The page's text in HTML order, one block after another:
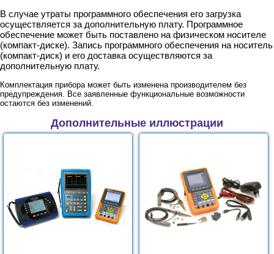
В случае утраты программного обеспечения его загрузка
осуществляется за дополнительную плату. Программное
обеспечение может быть поставлено на физическом носителе
(компакт-диске). Запись программного обеспечения на носитель
(компакт-диск) и его доставка осуществляются за
дополнительную плату.
Комплектация прибора может быть изменена производителем без
предупреждения. Все заявленные функциональные возможности
остаются без изменений.
Дополнительные иллюстрации